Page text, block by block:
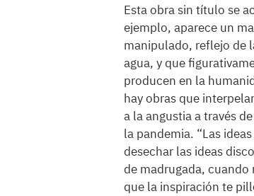
Esta obra sin título se
ejemplo, aparece un
manipulado, reflejo de
agua, y que
producen en la
hay obras que
a la angustia a través
la pandemia. “Las
desechar las ideas
de madrugada,
que la inspiración te